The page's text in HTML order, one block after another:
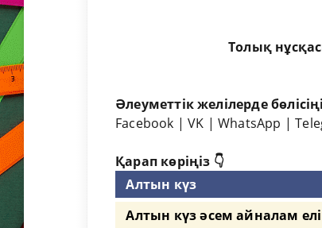
Толық
Әлеуметтік желілерде
Facebook |VK |WhatsApp |
Қарап көріңіз 👇
Алтын күз
Алтын күз әсем айналам